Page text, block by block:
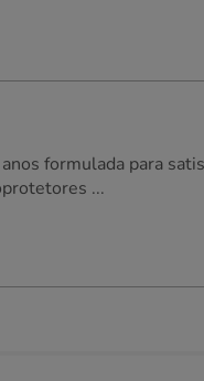
formulada para
...